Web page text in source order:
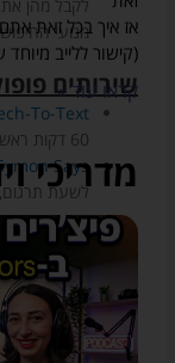
לקבל מהן
מנועי החיפוש
שירותים
To-Text
60 דקות ראשונות בכל חודש בחינם, אח”כ לאחר בתשלום
Says
לשעת תרגום,
פודקאסט על
מאחורי
אז איך בכל זאת
(קישור ללייב
קראו עוד »
מדריכי